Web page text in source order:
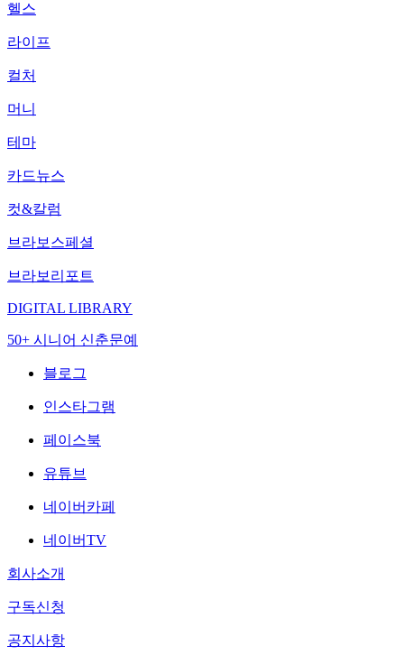
헬스
라이프
컬처
머니
테마
카드뉴스
컷&칼럼
브라보스페셜
브라보리포트
DIGITAL LIBRARY
50+ 시니어 신춘문예
블로그
인스타그램
페이스북
유튜브
네이버카페
네이버TV
회사소개
구독신청
공지사항